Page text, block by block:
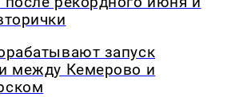
запуск
между Кемерово и